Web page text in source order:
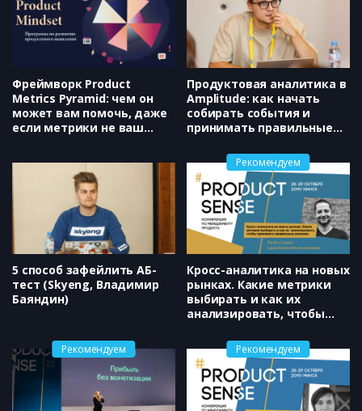
Фреймворк Product
Metrics Pyramid: чем он
может вам помочь, даже
если метрики не ваш
Продуктовая аналитика в
Amplitude: как начать
собирать события и
принимать правильные
Владимир Ермолаев)
5 способ зафейлить АБ-
тест (Skyeng, Владимир
Баяндин)
Рекомендуем
Кросс-аналитика на новых
рынках. Какие метрики
выбирать и как их
анализировать, чтобы
решения. (Dostavista,
Pedro Lopez)
Рекомендуем Рекомендуем